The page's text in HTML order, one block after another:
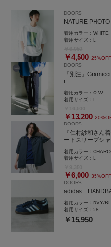
DOORS
NATURE
着用カラー：WHITE
着用サイズ： L
￥4,500 25%OFF
DOORS
『別注』
r
着用カラー：O.W.
着用サイズ： L
￥13,200
DOORS
『仁村紗和さん
ートスリーブシ
着用カラー：
着用サイズ： L
￥6,000 35%OFF
DOORS
adidas
着用カラー： NVY/
着用サイズ：28
￥15,950